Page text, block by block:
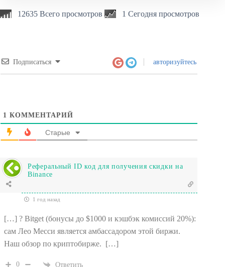
12635 Всего просмотров 1 Сегодня просмотров
Подписаться авторизуйтесь
1 КОММЕНТАРИЙ
Старые
Реферальный ID код для получения скидки на
Binance
1 год назад
[…] ? Bitget (бонусы до $1000 и кэшбэк комиссий 20%):
сам Лео Месси является амбассадором этой биржи.
Наш обзор по криптобирже. […]
0 Ответить